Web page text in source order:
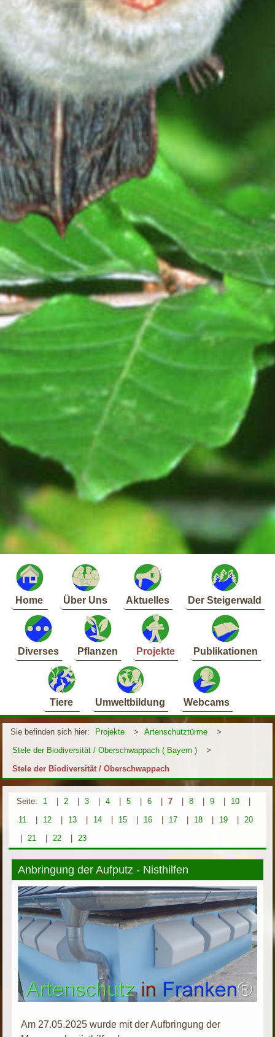
Home Über Uns Aktuelles Der Steigerwald
Diverses Pflanzen Projekte Publikationen
Tiere Umweltbildung Webcams
Sie befinden sich hier: Projekte > Artenschutztürme
>
Stele der Biodiversität / Oberschwappach ( Bayern )
>
Stele der Biodiversität / Oberschwappach
Seite: 1 2 3 4 5 6 7 8 9 10
11
12 13 14 15 16 17 18 19
20
21 22 23
Anbringung der Aufputz - Nisthilfen
Am 27.05.2025 wurde mit der Aufbringung der